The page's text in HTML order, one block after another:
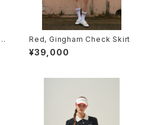
Red, Gingham Check Skirt
¥39,000